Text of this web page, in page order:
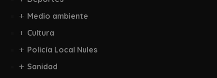
Medio ambiente
Cultura
Policía Local Nules
Sanidad